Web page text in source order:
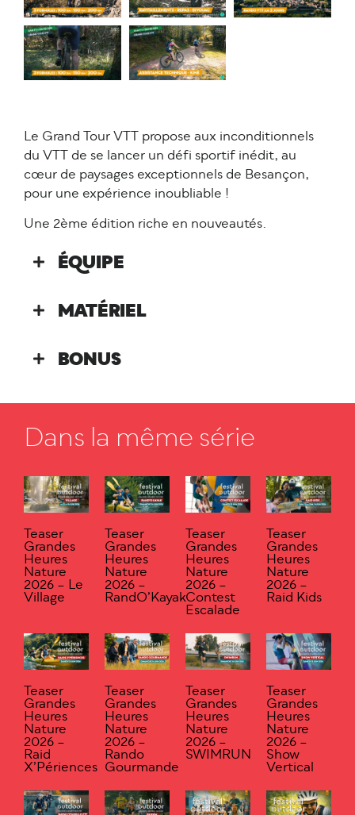
Le Grand Tour VTT propose aux inconditionnels
du VTT de se lancer un défi sportif inédit, au
cœur de paysages exceptionnels de Besançon,
pour une expérience inoubliable !
Une 2ème édition riche en nouveautés.
ÉQUIPE
MATÉRIEL
BONUS
Dans la même série
Teaser
Grandes
Heures
Nature
2026 – Le
Village
Teaser
Grandes
Heures
Nature
2026 –
RandO’Kayak
Teaser
Grandes
Heures
Nature
2026 –
Contest
Escalade
Teaser
Grandes
Heures
Nature
2026 –
Raid Kids
Teaser
Grandes
Heures
Nature
2026 –
Raid
X’Périences
Teaser
Grandes
Heures
Nature
2026 –
Rando
Gourmande
Teaser
Grandes
Heures
Nature
2026 –
SWIMRUN
Teaser
Grandes
Heures
Nature
2026 –
Show
Vertical